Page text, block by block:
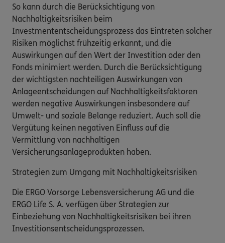
So kann durch die Berücksichtigung von
Nachhaltigkeitsrisiken beim
Investmententscheidungsprozess das Eintreten solcher
Risiken möglichst frühzeitig erkannt, und die
Auswirkungen auf den Wert der Investition oder den
Fonds minimiert werden. Durch die Berücksichtigung
der wichtigsten nachteiligen Auswirkungen von
Anlageentscheidungen auf Nachhaltigkeitsfaktoren
werden negative Auswirkungen insbesondere auf
Umwelt- und soziale Belange reduziert. Auch soll die
Vergütung keinen negativen Einfluss auf die
Vermittlung von nachhaltigen
Versicherungsanlageprodukten haben.
Strategien zum Umgang mit Nachhaltigkeitsrisiken
Die ERGO Vorsorge Lebensversicherung AG und die
ERGO Life S. A. verfügen über Strategien zur
Einbeziehung von Nachhaltigkeitsrisiken bei ihren
Investitionsentscheidungsprozessen.